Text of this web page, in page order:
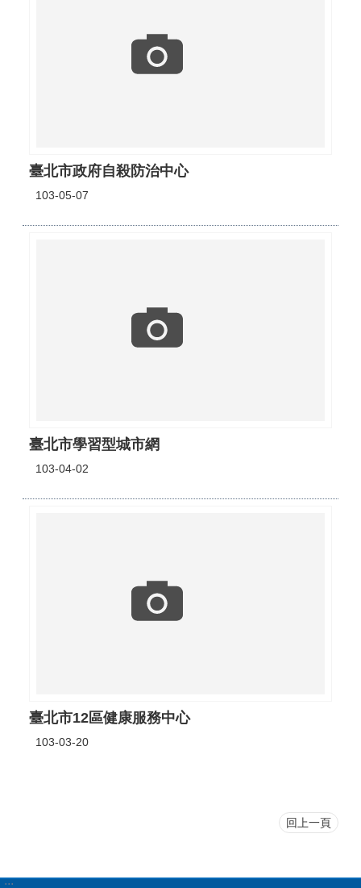
臺北市政府自殺防治中心
103-05-07
臺北市學習型城市網
103-04-02
臺北市12區健康服務中心
103-03-20
回上一頁